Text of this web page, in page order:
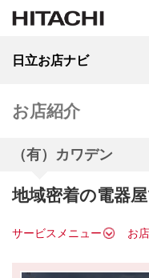
日立お店ナビ
お店紹介
（有）カワデン
地域密着の電器
サービスメニュー お